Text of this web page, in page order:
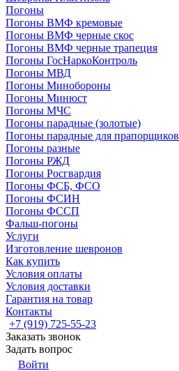
Погоны
Погоны ВМФ кремовые
Погоны ВМФ черные скос
Погоны ВМФ черные трапеция
Погоны ГосНаркоКонтроль
Погоны МВД
Погоны Минобороны
Погоны Минюст
Погоны МЧС
Погоны парадные (золотые)
Погоны парадные для прапорщиков
Погоны разные
Погоны РЖД
Погоны Росгвардия
Погоны ФСБ, ФСО
Погоны ФСИН
Погоны ФССП
Фальш-погоны
Услуги
Изготовление шевронов
Как купить
Условия оплаты
Условия доставки
Гарантия на товар
Контакты
+7 (919) 725-55-23
Заказать звонок
Задать вопрос
Войти